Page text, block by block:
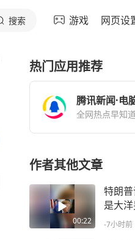
搜索 游戏 网页设
热门应用推荐
腾讯新闻·电
全网热点早知道
作者其他文章
00:22
特朗
是大
掺和
-7小时前